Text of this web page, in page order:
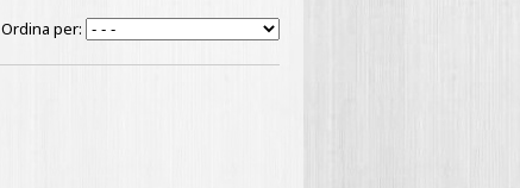
Ordina per: